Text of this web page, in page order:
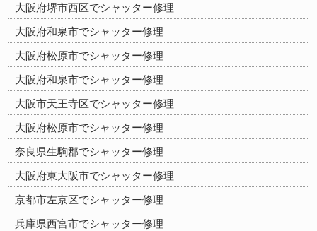
大阪府堺市西区でシャッター修理
大阪府和泉市でシャッター修理
大阪府松原市でシャッター修理
大阪府和泉市でシャッター修理
大阪市天王寺区でシャッター修理
大阪府松原市でシャッター修理
奈良県生駒郡でシャッター修理
大阪府東大阪市でシャッター修理
京都市左京区でシャッター修理
兵庫県西宮市でシャッター修理